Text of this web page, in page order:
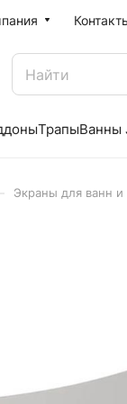
ТрапыВанны
Экраны для ванн